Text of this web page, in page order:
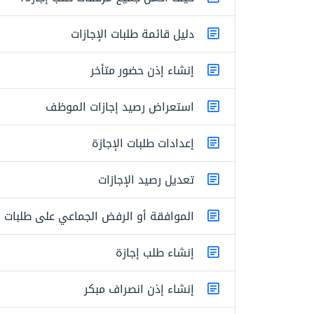
دليل قائمة طلبات الإجازات
إنشاء إذن حضور متأخر
استعراض رصيد إجازات الموظف
إعدادات طلبات الإجازة
تعديل رصيد الإجازات
الموافقة أو الرفض الجماعي على طلبات
إنشاء طلب إجازة
إنشاء إذن انصراف مبكر